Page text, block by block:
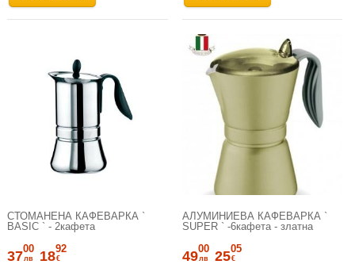
СТОМАНЕНА КАФЕВАРКА `
BASIC ` - 2кафета
3700
лв 1892
€
АЛУМИНИЕВА КАФЕВАРКА `
SUPER ` -6кафета - златна
4900
лв 2505
€